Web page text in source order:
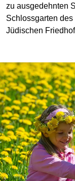
zu ausgedehnten
Schlossgarten
Jüdischen